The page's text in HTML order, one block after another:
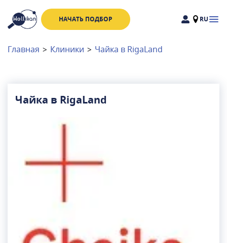
НАЧАТЬ ПОДБОР RU
Доктора
Клиники
Главная > Клиники > Чайка в RigaLand
Чайка в RigaLand